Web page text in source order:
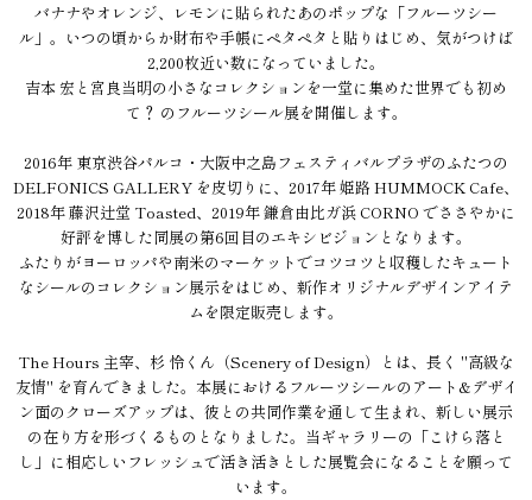
バナナやオレンジ、レモンに貼られたあのポップな「フルーツシー
ル」。いつの頃からか財布や手帳にペタペタと貼りはじめ、気がつけば
2,200枚近い数になっていました。
吉本 宏と宮良当明の小さなコレクションを一堂に集めた世界でも初め
て？ のフルーツシール展を開催します。
2016年 東京渋谷パルコ・大阪中之島フェスティバルプラザのふたつの
DELFONICS GALLERY を皮切りに、2017年 姫路 HUMMOCK Cafe、
2018年 藤沢辻堂 Toasted、2019年 鎌倉由比ガ浜 CORNO でささやかに
好評を博した同展の第6回目のエキシビジョンとなります。
ふたりがヨーロッパや南米のマーケットでコツコツと収穫したキュート
なシールのコレクション展示をはじめ、新作オリジナルデザインアイテ
ムを限定販売します。
The Hours 主宰、杉 怜くん（Scenery of Design）とは、長く "高級な
友情" を育んできました。本展におけるフルーツシールのアート&デザイ
ン面のクローズアップは、彼との共同作業を通して生まれ、新しい展示
の在り方を形づくるものとなりました。当ギャラリーの「こけら落と
し」に相応しいフレッシュで活き活きとした展覧会になることを願って
います。